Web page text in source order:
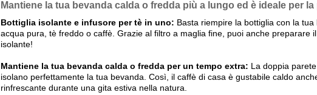
Mantiene la tua bevanda calda o fredda più a lungo ed è ideale per
Bottiglia isolante e infusore per tè in uno: Basta riempire la bottiglia con la
acqua pura, tè freddo o caffè. Grazie al filtro a maglia fine, puoi anche preparare
isolante!
Mantiene la tua bevanda calda o fredda per un tempo extra: La doppia
isolano perfettamente la tua bevanda. Così, il caffè di casa è gustabile caldo
rinfrescante durante una gita estiva nella natura.